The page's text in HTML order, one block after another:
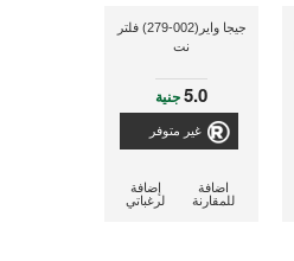
جيجا واير(002-279) فلتر
نت
5.0جنية
غير متوفر
إضافة
لرغباتي
اضافة
للمقارنة